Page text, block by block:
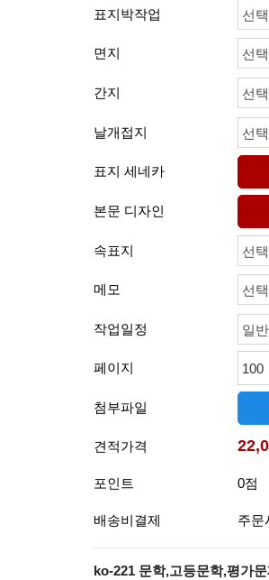
표지박작업 선
면지 선
간지 선
날개접지 선
표지 세네카
본문 디자인
속표지 선
메모 선
작업일정 일반
페이지
첨부파일
견적가격
포인트 0점
배송비결제 주문
ko-221 문학,고등문학,평가